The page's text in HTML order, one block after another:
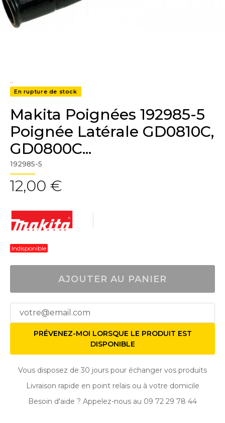
..
En rupture de stock
Makita Poignées 192985-5
Poignée Latérale GD0810C,
GD0800C...
192985-5
12,00 €
Indisponible
AJOUTER AU PANIER
PRÉVENEZ-MOI LORSQUE LE PRODUIT EST
DISPONIBLE
Vous disposez de 30 jours pour échanger vos produits
Livraison rapide en point relais ou à votre domicile
Besoin d'aide ? Appelez-nous au 09 72 29 78 44